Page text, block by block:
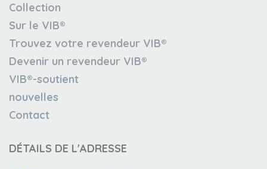
Collection
Sur le VIB®
Trouvez votre revendeur VIB®
Devenir un revendeur VIB®
VIB®-soutient
nouvelles
Contact
DÉTAILS DE L'ADRESSE